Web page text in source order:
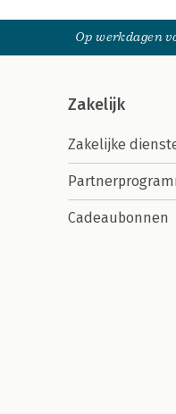
Op werkdagen
Zakelijk
Zakelijke
Cadeaubonnen